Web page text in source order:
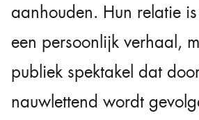
aanhouden. Hun relatie
een persoonlijk verhaal,
publiek spektakel dat
nauwlettend wordt